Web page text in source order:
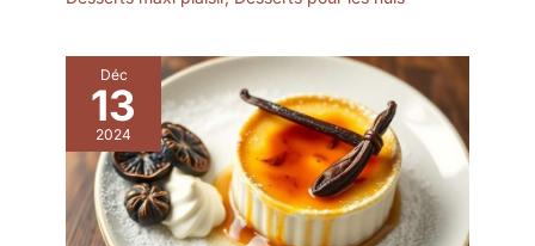
Déc
13
2024